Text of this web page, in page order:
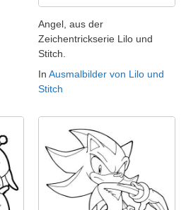
Angel, aus der
Zeichentrickserie Lilo und
Stitch.
In Ausmalbilder von Lilo und
Stitch